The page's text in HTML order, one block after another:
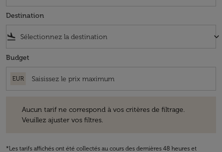
Destination
flight_land keyboard_arrow_down
Budget
EUR
Aucun tarif ne correspond à vos critères de filtrage.
Veuillez ajuster vos filtres.
*Les tarifs affichés ont été collectés au cours des dernières 48 heures et